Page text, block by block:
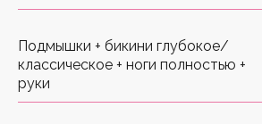
Подмышки + бикини глубокое/
классическое + ноги полностью +
руки